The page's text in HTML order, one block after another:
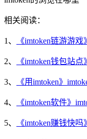
相关阅读：
1、 《imtoken链游游
2、 《imtoken钱包站
3、 《用imtoken》
4、 《imtoken软件》
5、 《imtoken赚钱快